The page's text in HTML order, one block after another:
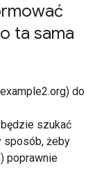
ta sama
do
szukać
sposób, żeby
poprawnie